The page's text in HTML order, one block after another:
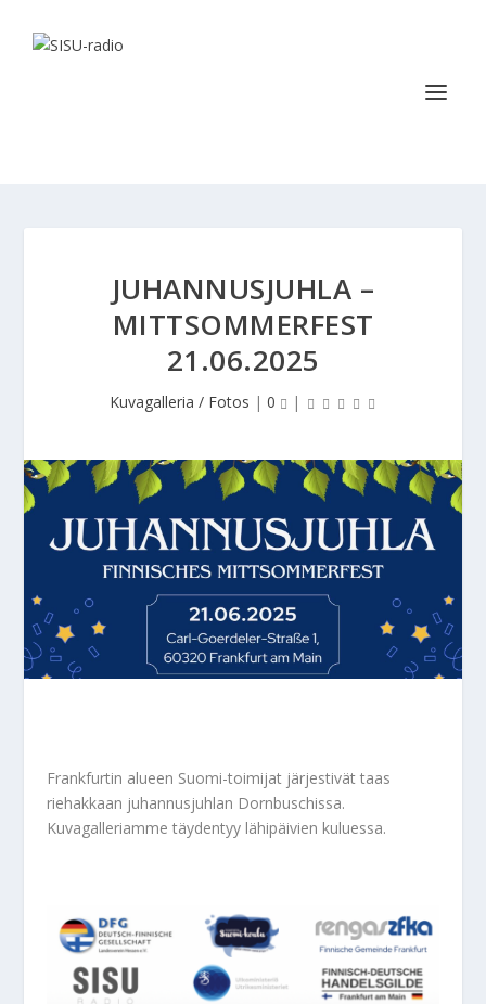
JUHANNUSJUHLA –
MITTSOMMERFEST
21.06.2025
Kuvagalleria / Fotos | 0 |
Frankfurtin alueen Suomi-toimijat järjestivät taas
riehakkaan juhannusjuhlan Dornbuschissa.
Kuvagalleriamme täydentyy lähipäivien kuluessa.